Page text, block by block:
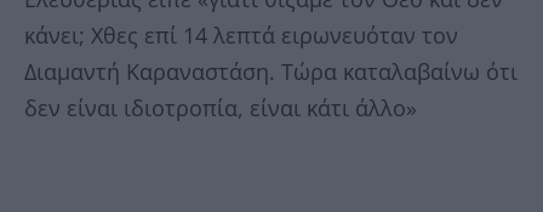
κάνει; Χθες επί 14 λεπτά ειρωνευόταν τον
Διαμαντή Καραναστάση. Τώρα καταλαβαίνω ότι
δεν είναι ιδιοτροπία, είναι κάτι άλλο»